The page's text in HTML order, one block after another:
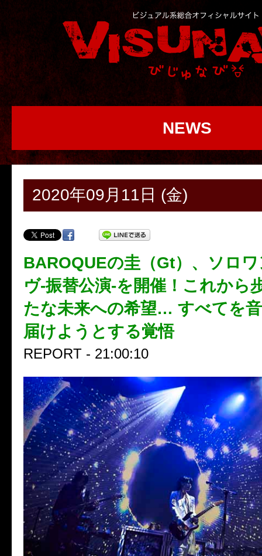
NEWS
2020年09月11日 (金)
BAROQUEの圭（Gt）、ソロ
ヴ-振替公演-を開催！これから
たな未来への希望… すべてを
届けようとする覚悟
REPORT - 21:00:10